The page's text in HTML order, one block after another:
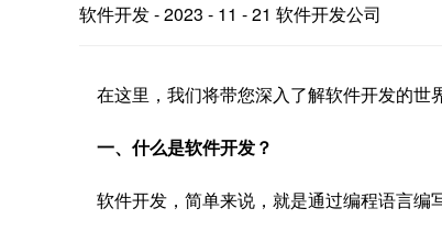
软件开发- 2023 - 11 - 21 软件开发公司
在这里，我们将带您深入了解软件开发的世
一、什么是软件开发？
软件开发，简单来说，就是通过编程语言编